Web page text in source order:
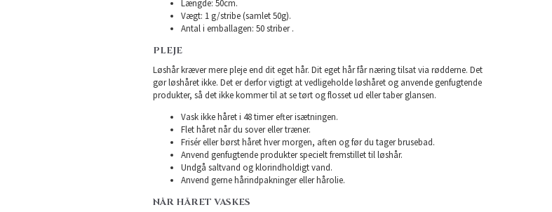
Længde: 50cm.
Vægt: 1 g/stribe (samlet 50g).
Antal i emballagen: 50 striber .
PLEJE
Løshår kræver mere pleje end dit eget hår. Dit eget hår får næring tilsat via rødderne. Det
gør løshåret ikke. Det er derfor vigtigt at vedligeholde løshåret og anvende genfugtende
produkter, så det ikke kommer til at se tørt og flosset ud eller taber glansen.
Vask ikke håret i 48 timer efter isætningen.
Flet håret når du sover eller træner.
Frisér eller børst håret hver morgen, aften og før du tager brusebad.
Anvend genfugtende produkter specielt fremstillet til løshår.
Undgå saltvand og klorindholdigt vand.
Anvend gerne hårindpakninger eller hårolie.
NÅR HÅRET VASKES